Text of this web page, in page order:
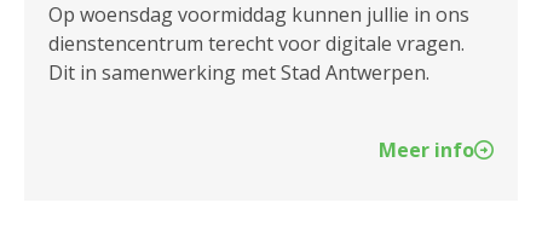
Op woensdag voormiddag kunnen jullie in ons
dienstencentrum terecht voor digitale vragen.
Dit in samenwerking met Stad Antwerpen.
Meer info